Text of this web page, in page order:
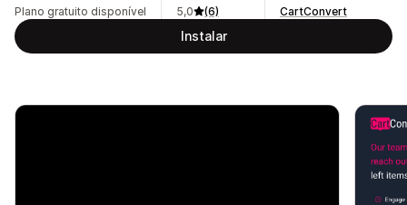
Plano gratuito disponível
5,0
(6)
CartConvert
Instalar